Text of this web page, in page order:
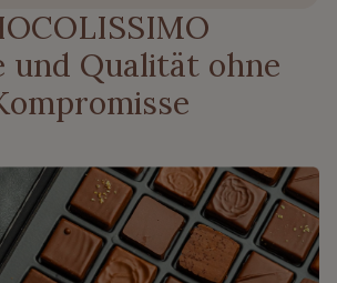
und Qualität ohne